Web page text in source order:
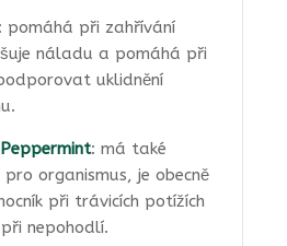
: pomáhá při zahřívání
náladu a pomáhá při
uklidnění
: má také
pro organismus, je obecně
při trávicích potížích
nepohodlí.